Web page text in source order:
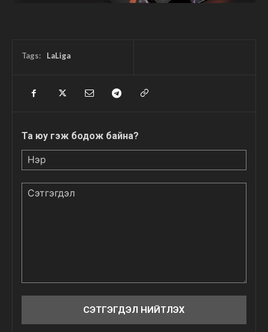
Tags: LaLiga
Та юу гэж бодож байна?